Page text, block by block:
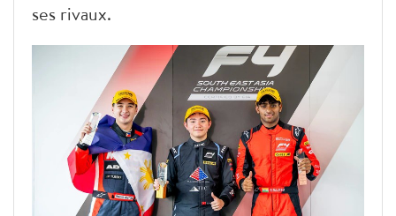
ses rivaux.